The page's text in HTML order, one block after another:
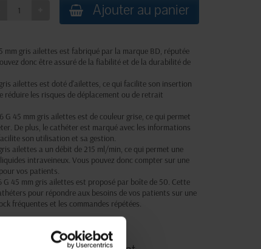
Ajouter au panier
gris ailettes est fabriqué par la marque BD, réputée
donc être assuré de la fiabilité et de la durabilité de
ailettes est doté d'ailettes, ce qui facilite son insertion
les risques de déplacement ou de retrait
45 mm gris ailettes est de couleur grise, ce qui permet
De plus, le cathéter est marqué avec les informations
son utilisation et sa gestion.
ailettes a un débit de 215 ml/min, ce qui permet une
intraveineux. Vous pouvez donc compter sur une
vos patients.
45 mm gris ailettes est proposé par boîte de 50. Cette
pour répondre aux besoins de vos patients sur une
fréquentes et les commandes répétées.